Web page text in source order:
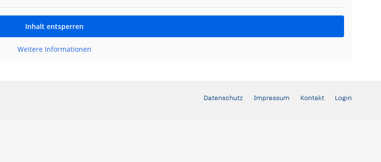
Inhalt entsperren
Weitere Informationen
Datenschutz Impressum Kontakt Login